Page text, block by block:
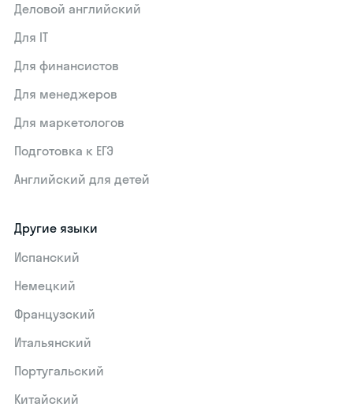
Деловой английский
Для IT
Для финансистов
Для менеджеров
Для маркетологов
Подготовка к ЕГЭ
Английский для детей
Другие языки
Испанский
Немецкий
Французский
Итальянский
Португальский
Китайский